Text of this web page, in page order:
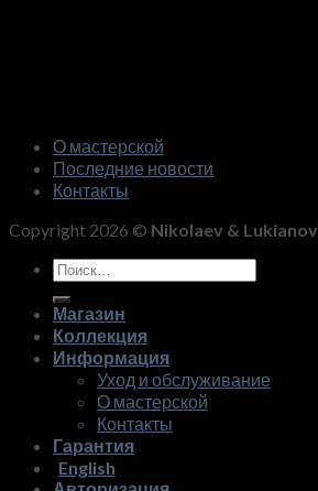
О мастерской
Последние новости
Контакты
Copyright 2026 © Nikolaev &
Искать:
Магазин
Коллекция
Информация
Уход и обслуживание
О мастерской
Контакты
Гарантия
English